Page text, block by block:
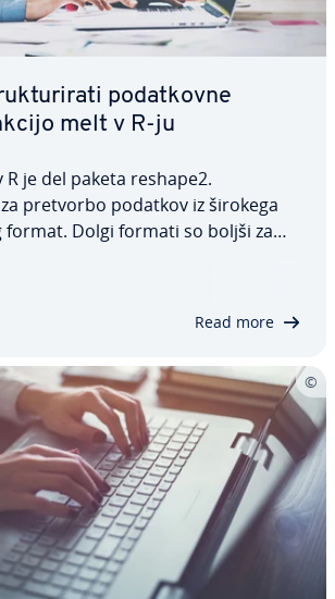
po­dat­kov­ne
melt v R-ju
R je del paketa reshape2.
pretvorbo podatkov iz širokega
Dolgi formati so boljši za
Read more